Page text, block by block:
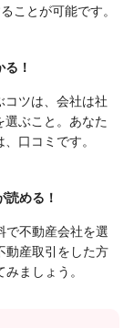
ことが可能です。
！
コツは、会社は社
選ぶこと。あなた
口コミです。
読める！
で不動産会社を選
動産取引をした方
ましょう。